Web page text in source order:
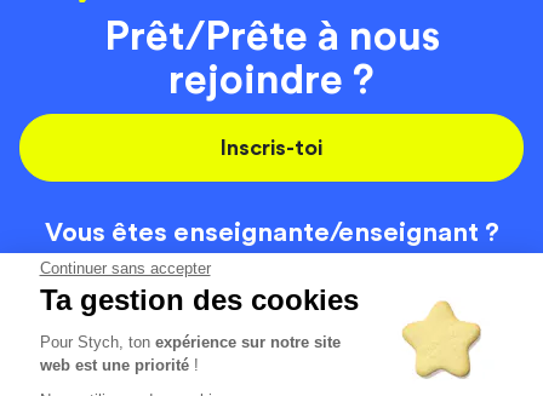
Continuer sans accepter
Ta gestion des cookies
Pour Stych, tonexpérience sur notre site
web est une priorité !
Prêt/Prête à nous
rejoindre ?
Inscris-toi
Vous êtes enseignante/enseignant ?
On recrute
Code de la route
Contact